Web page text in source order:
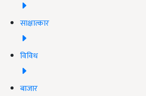
साक्षात्कार
विविध
बाजार